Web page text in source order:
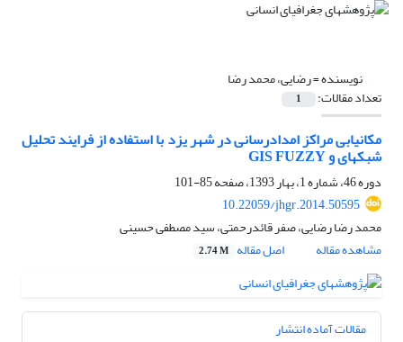
نویسنده =رضایی، محمد رضا
تعداد مقالات: 1
مکان‎یابی مراکز امدادرسانی در شهر یزد با استفاده از فرایند تحلیل
شبکه‎ای و GIS FUZZY
دوره 46، شماره 1، بهار 1393، صفحه
85-101
10.22059/jhgr.2014.50595
محمد رضا رضایی، صفر قائدرحمتی، سید مصطفی حسینی
مشاهده مقاله
اصل مقاله 2.74 M
مقالات آماده انتشار